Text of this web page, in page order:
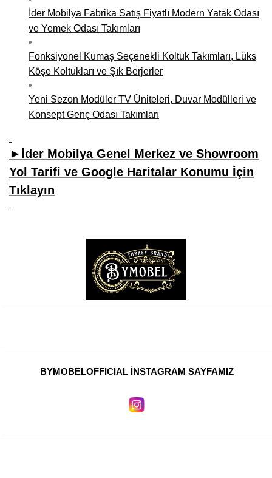
İder Mobilya Fabrika Satış Fiyatlı Modern Yatak Odası
ve Yemek Odası Takımları
Fonksiyonel Kumaş Seçenekli Koltuk Takımları, Lüks
Köşe Koltukları ve Şık Berjerler
Yeni Sezon Modüler TV Üniteleri, Duvar Modülleri ve
Konsept Genç Odası Takımları
►İder Mobilya Genel Merkez ve Showroom
Yol Tarifi ve Google Haritalar Konumu İçin
Tıklayın
BYMOBELOFFICIAL İNSTAGRAM SAYFAMIZ